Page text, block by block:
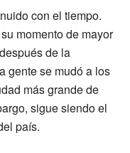
con el tiempo.
momento de mayor
de la
gente se mudó a los
más grande de
sigue siendo el
país.